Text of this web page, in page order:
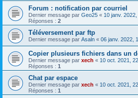
Forum : notification par courriel
Dernier message par Geo25 « 10 janv.
Réponses : 2
Téléversement par ftp
Dernier message par Asaln « 06 janv. 2022,
Copier plusieurs fichiers dans un
Dernier message par xech « 10 oct. 2021,
Réponses : 1
Chat par espace
Dernier message par xech « 10 oct. 2021,
Réponses : 1